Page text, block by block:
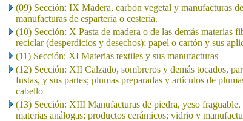
(09) Sección: IX Madera, carbón vegetal y manufacturas
manufacturas de espartería o cestería.
(10) Sección: X Pasta de madera o de las demás materias
reciclar (desperdicios y desechos); papel o cartón y sus
(11) Sección: XI Materias textiles y sus manufacturas
(12) Sección: XII Calzado, sombreros y demás tocados,
fustas, y sus partes; plumas preparadas y artículos de
cabello
(13) Sección: XIII Manufacturas de piedra, yeso fraguable,
materias análogas; productos cerámicos; vidrio y